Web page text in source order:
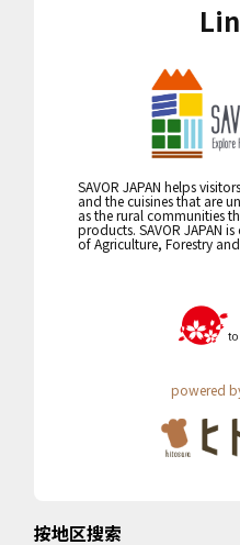
SAVOR JAPAN helps
and the cuisines that are
as the rural communities
products. SAVOR JAPAN
of Agriculture, Forestry and
powered
按地区搜索